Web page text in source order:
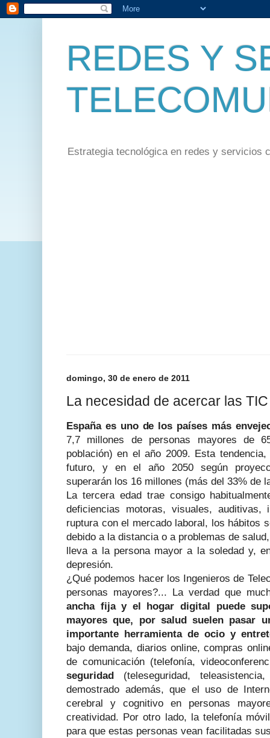
REDES Y
Estrategia tecnológica en redes y servicios
domingo, 30 de enero de 2011
La necesidad de acercar las
España es uno de los países más
7,7 millones de personas mayores de
población) en el año 2009. Esta
futuro, y en el año 2050 según
superarán los 16 millones (más del 33% de
La tercera edad trae consigo
deficiencias motoras, visuales,
ruptura con el mercado laboral, los hábitos
debido a la distancia o a problemas de
lleva a la persona mayor a la soledad y,
depresión.
¿Qué podemos hacer los Ingenieros de
personas mayores?... La verdad que
ancha fija y el hogar digital puede
mayores que, por salud suelen pasar
importante herramienta de ocio y
bajo demanda, diarios online, compras
de comunicación (telefonía,
seguridad (teleseguridad,
demostrado además, que el uso de
cerebral y cognitivo en personas
creatividad. Por otro lado, la telefonía
para que estas personas vean facilitadas